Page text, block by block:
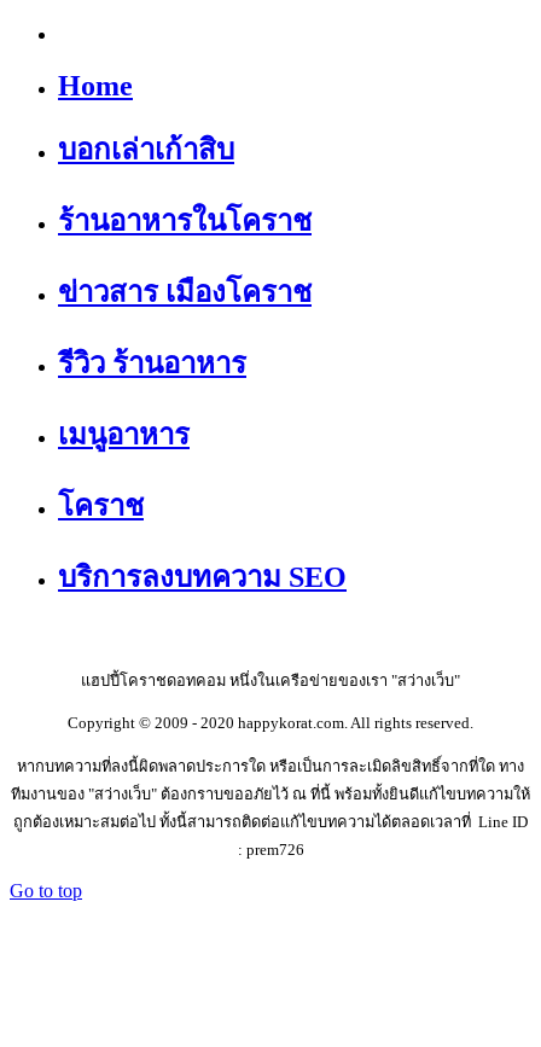
Home
บอกเล่าเก้าสิบ
ร้านอาหารในโคราช
ข่าวสาร เมืองโคราช
รีวิว ร้านอาหาร
เมนูอาหาร
โคราช
บริการลงบทความ SEO
แฮปปี้โคราชดอทคอม หนึ่งในเครือข่ายของเรา "สว่างเว็บ"
Copyright © 2009 - 2020 happykorat.com. All rights reserved.
หากบทความที่ลงนี้ผิดพลาดประการใด หรือเป็นการละเมิดลิขสิทธิ์จากที่ใด ทาง
ทีมงานของ "สว่างเว็บ" ต้องกราบขออภัยไว้ ณ ที่นี้ พร้อมทั้งยินดีแก้ไขบทความให้
ถูกต้องเหมาะสมต่อไป ทั้งนี้สามารถติดต่อแก้ไขบทความได้ตลอดเวลาที่ Line ID
: prem726
Go to top